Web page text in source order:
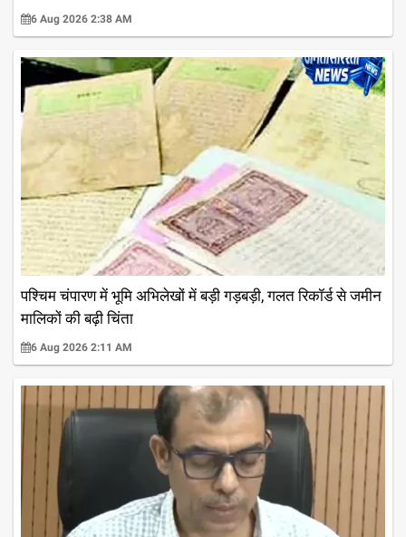
6 Aug 2026 2:38 AM
पश्चिम चंपारण में भूमि अभिलेखों में बड़ी गड़बड़ी, गलत रिकॉर्ड से जमीन
मालिकों की बढ़ी चिंता
6 Aug 2026 2:11 AM